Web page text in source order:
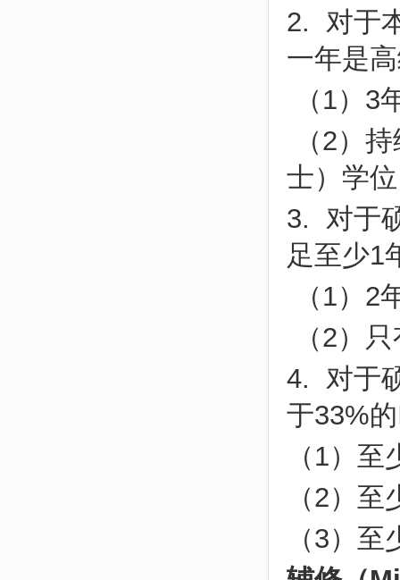
2. 对于
一年是
（1）3
（2）
士）学
3. 对于
足至少1
（1）2
（2）
4. 对于
于33%
（1）
（2）
（3）